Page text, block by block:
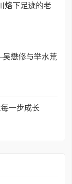
烙下足迹的老
懋修与举水荒
一步成长